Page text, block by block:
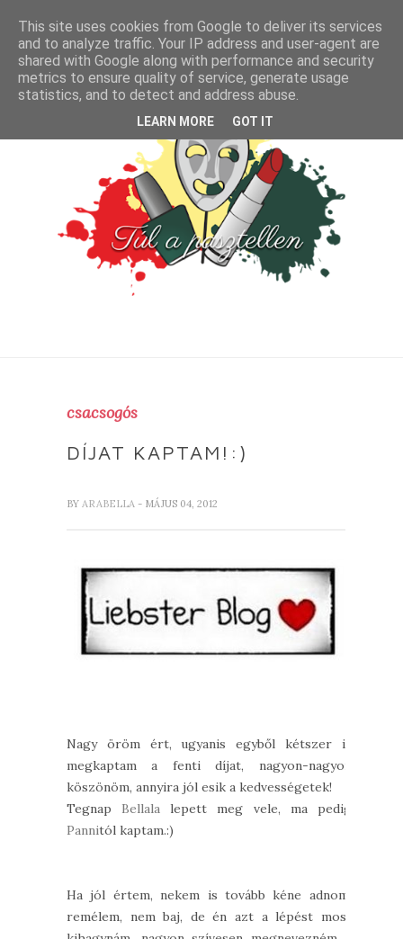
csacsogós
DÍJAT KAPTAM!:)
BY ARABELLA - MÁJUS 04, 2012
Nagy öröm ért, ugyanis egyből kétszer is
megkaptam a fenti díjat, nagyon-nagyon
köszönöm, annyira jól esik a kedvességetek!
Tegnap Bellala lepett meg vele, ma pedig
Pannitól kaptam.:)
Ha jól értem, nekem is tovább kéne adnom,
remélem, nem baj, de én azt a lépést most
This site uses cookies from Google to deliver its services
and to analyze traffic. Your IP address and user-agent are
shared with Google along with performance and security
metrics to ensure quality of service, generate usage
statistics, and to detect and address abuse.
LEARN MORE GOT IT